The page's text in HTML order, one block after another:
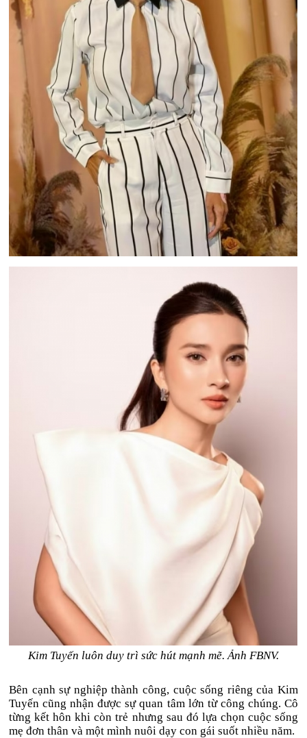
Kim Tuyến luôn duy trì sức hút mạnh mẽ. Ảnh FBNV.
Bên cạnh sự nghiệp thành công, cuộc sống riêng của Kim
Tuyến cũng nhận được sự quan tâm lớn từ công chúng. Cô
từng kết hôn khi còn trẻ nhưng sau đó lựa chọn cuộc sống
mẹ đơn thân và một mình nuôi dạy con gái suốt nhiều năm.